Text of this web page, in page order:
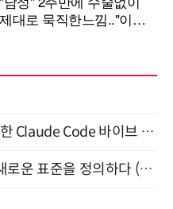
"모든 담당자(비개발자)를 위한 Claude Code 바이브 코딩 2-day 부트캠프" 9월 16~17일 개최
차세대 AICC, 고객 서비스의 새로운 표준을 정의하다 (9/9)